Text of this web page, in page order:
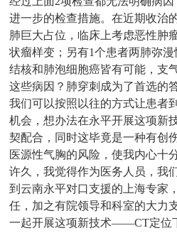
进一步的检查措施。在近期收治
肺巨大占位，临床上考虑恶性肿
状瘤样变；另有1个患者两肺弥
结核和肺泡细胞癌皆有可能，支
这些病因？肺穿刺成为了首选的
我们可以按照以往的方式让患者
机会，想办法在永平开展这项新
契配合，同时这毕竟是一种有创
医源性气胸的风险，使我内心十
许久，我觉得作为医务人员，我
到云南永平对口支援的上海专家
任，加之有院领导和科室的大力
一起开展这项新技术——CT定位